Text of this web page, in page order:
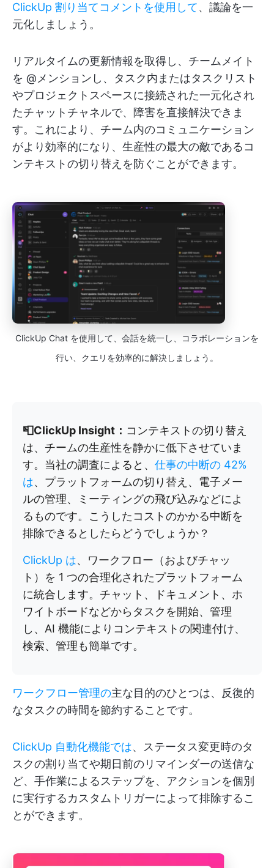
ClickUp 割り当てコメントを使用して、議論を一
元化しましょう。
リアルタイムの更新情報を取得し、チームメイト
を @メンションし、タスク内またはタスクリスト
やプロジェクトスペースに接続された一元化され
たチャットチャネルで、障害を直接解決できま
す。これにより、チーム内のコミュニケーション
がより効率的になり、生産性の最大の敵であるコ
ンテキストの切り替えを防ぐことができます。
ClickUp Chat を使用して、会話を統一し、コラボレーションを
行い、クエリを効率的に解決しましょう。
📮ClickUp Insight： コンテキストの切り替え
は、チームの生産性を静かに低下させていま
す。当社の調査によると、 仕事の中断の 42%
は、プラットフォームの切り替え、電子メー
ルの管理、ミーティングの飛び込みなどによ
るものです。こうしたコストのかかる中断を
排除できるとしたらどうでしょうか？
ClickUp は、ワークフロー（およびチャッ
ト）を 1 つの合理化されたプラットフォーム
に統合します。チャット、ドキュメント、ホ
ワイトボードなどからタスクを開始、管理
し、AI 機能によりコンテキストの関連付け、
検索、管理も簡単です。
ワークフロー管理の主な目的のひとつは、反復的
なタスクの時間を節約することです。
ClickUp 自動化機能では、ステータス変更時のタ
スクの割り当てや期日前のリマインダーの送信な
ど、手作業によるステップを、アクションを個別
に実行するカスタムトリガーによって排除するこ
とができます。